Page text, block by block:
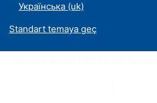
Українська ‎(uk)‎
Standart temaya geç